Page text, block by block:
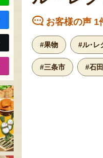
お客様の声 1
#果物 #ル･レ
#三条市 #石